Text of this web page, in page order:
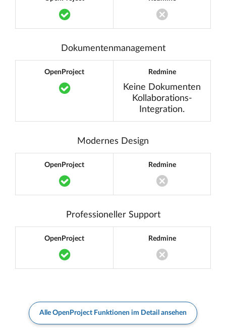
Translation missing:
Translation
Dokumentenmanagement
OpenProject
Translation missing:
Redmine
Keine Dokumenten
Kollaborations-
Integration.
Modernes Design
OpenProject
Translation missing:
Redmine
Translation
Professioneller Support
OpenProject
Translation missing:
Redmine
Translation
Alle OpenProject Funktionen im Detail ansehen